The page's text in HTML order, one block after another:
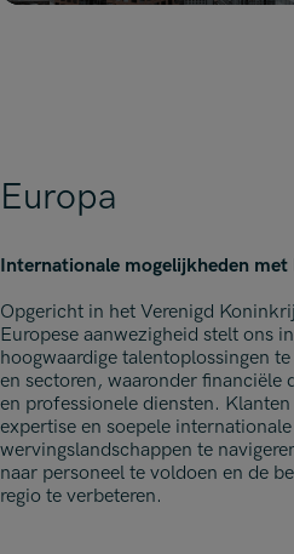
Europa
Internationale mogelijkheden met
Opgericht in het Verenigd
Europese aanwezigheid stelt ons
hoogwaardige talentoplossingen
en sectoren, waaronder financiële
en professionele diensten.
expertise en soepele
wervingslandschappen te
naar personeel te voldoen en de
regio te verbeteren.